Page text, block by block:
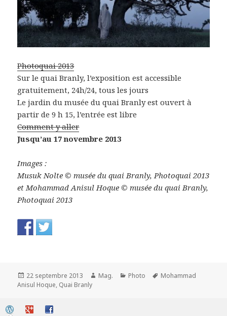
Photoquai 2013
Sur le quai Branly, l’exposition est accessible
gratuitement, 24h/24, tous les jours
Le jardin du musée du quai Branly est ouvert à
partir de 9 h 15, l’entrée est libre
Comment y aller
Jusqu’au 17 novembre 2013
Images :
Musuk Nolte © musée du quai Branly, Photoquai 2013
et Mohammad Anisul Hoque © musée du quai Branly,
Photoquai 2013
Publié
le
22 septembre 2013 Auteur
Mag. Catégories
Photo
Mots-
Mohammad
Anisul Hoque, Quai Branly